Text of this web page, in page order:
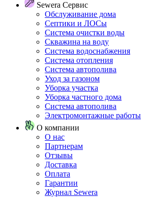
Sewera Сервис
Обслуживание дома
Септики и ЛОСы
Система очистки воды
Скважина на воду
Система водоснабжения
Система отопления
Система автополива
Уход за газоном
Уборка участка
Уборка частного дома
Система автополива
Электромонтажные работы
О компании
О нас
Партнерам
Отзывы
Доставка
Оплата
Гарантии
Журнал Sewera